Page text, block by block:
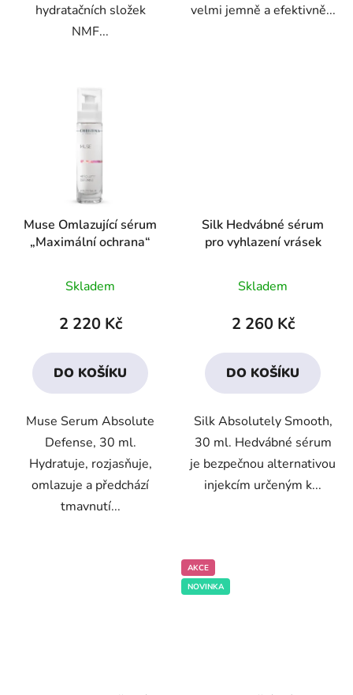
hydratačních složek
NMF...
velmi jemně a efektivně...
Muse Omlazující sérum
„Maximální ochrana“
hodnocení
produktu
4,6
z
hvězdiček.
Skladem
2 220 Kč
DO KOŠÍKU
Muse Serum Absolute
Defense, 30 ml.
Hydratuje, rozjasňuje,
omlazuje a předchází
tmavnutí...
Silk Hedvábné sérum
pro vyhlazení vrásek
hodnocení
produktu
4,0
z
hvězdiček.
Skladem
2 260 Kč
DO KOŠÍKU
Silk Absolutely Smooth,
30 ml. Hedvábné sérum
je bezpečnou alternativou
injekcím určeným k...
AKCE
NOVINKA